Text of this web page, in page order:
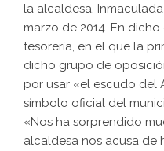
la alcaldesa,
marzo de 2014. En
tesorería, en el que la
dicho grupo de
por usar «el escudo del
símbolo oficial del
«Nos ha sorprendido
alcaldesa nos acusa de